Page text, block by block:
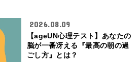
2026.08.09
【ageUN心理テスト】あなたの
脳が一番冴える『最高の朝の過
ごし方』とは？